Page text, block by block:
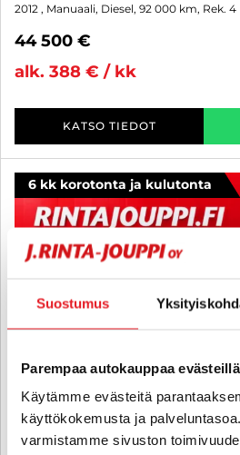
Suostumus
Parempaa autokauppaa evästeillä
Käytämme evästeitä
käyttökokemusta ja
varmistamme sivuston
2012 , Manuaali, Diesel, 92 000 km, Rek. 4
44 500 €
alk. 388 € / kk
KATSO TIEDOT
6 kk korotonta ja kulutonta